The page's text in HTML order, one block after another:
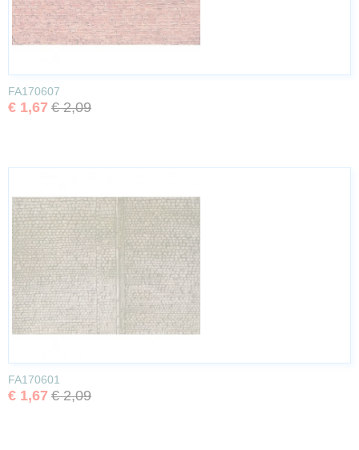
FA170607
€ 1,67 € 2,09
FA170601
€ 1,67 € 2,09